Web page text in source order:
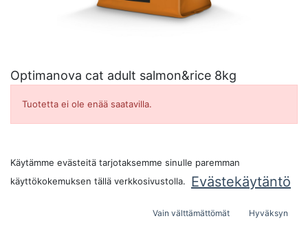
Optimanova cat adult salmon&rice 8kg
Tuotetta ei ole enää saatavilla.
Käytämme evästeitä tarjotaksemme sinulle paremman
käyttökokemuksen tällä verkkosivustolla.
Evästekäytäntö
Vain välttämättömät Hyväksyn